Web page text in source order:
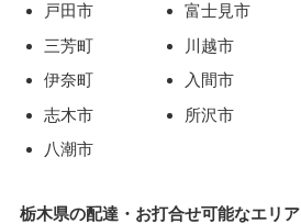
戸田市
富士見市
三芳町
川越市
伊奈町
入間市
志木市
所沢市
八潮市
栃木県の配達・お打合せ可能なエリア